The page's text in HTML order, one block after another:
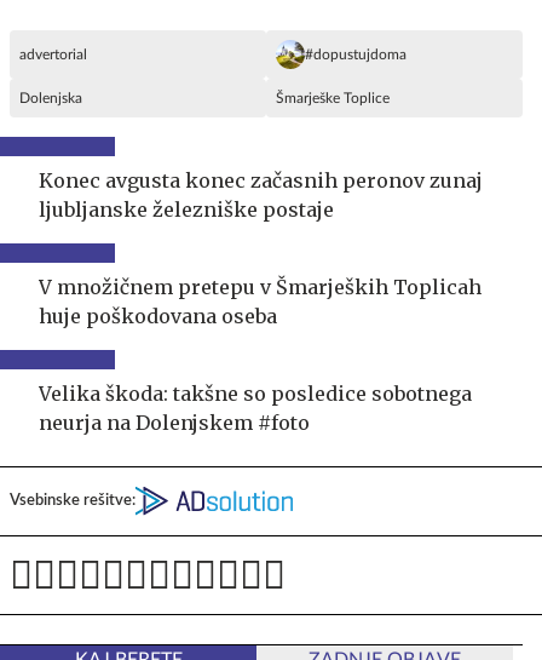
advertorial #dopustujdoma
Dolenjska Šmarješke Toplice
Konec avgusta konec začasnih peronov zunaj
ljubljanske železniške postaje
V množičnem pretepu v Šmarjeških Toplicah
huje poškodovana oseba
Velika škoda: takšne so posledice sobotnega
neurja na Dolenjskem #foto
Vsebinske rešitve: